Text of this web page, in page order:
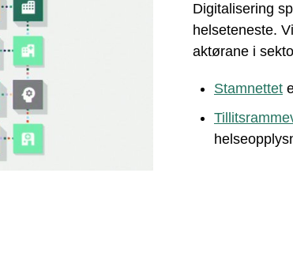
Digitalisering
helseteneste.
aktørane i
Stamnettet